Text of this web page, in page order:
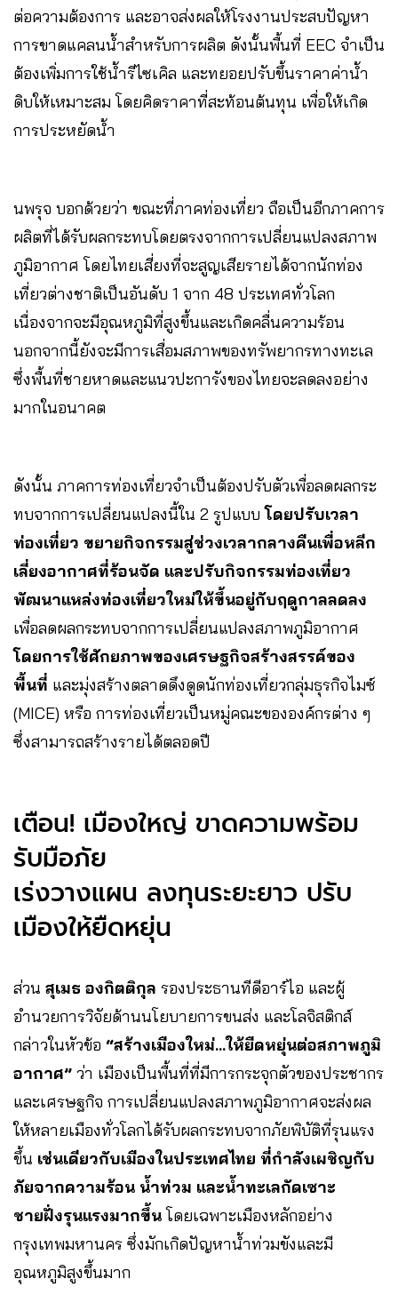
ต่อความต้องการ และอาจส่งผลให้โรงงานประสบปัญหา
การขาดแคลนน้ำสำหรับการผลิต ดังนั้นพื้นที่ EEC จำเป็น
ต้องเพิ่มการใช้น้ำรีไซเคิล และทยอยปรับขึ้นราคาค่าน้ำ
ดิบให้เหมาะสม โดยคิดราคาที่สะท้อนต้นทุน เพื่อให้เกิด
การประหยัดน้ำ
นพรุจ บอกด้วยว่า ขณะที่ภาคท่องเที่ยว ถือเป็นอีกภาคการ
ผลิตที่ได้รับผลกระทบโดยตรงจากการเปลี่ยนแปลงสภาพ
ภูมิอากาศ โดยไทยเสี่ยงที่จะสูญเสียรายได้จากนักท่อง
เที่ยวต่างชาติเป็นอันดับ 1 จาก 48 ประเทศทั่วโลก
เนื่องจากจะมีอุณหภูมิที่สูงขึ้นและเกิดคลื่นความร้อน
นอกจากนี้ยังจะมีการเสื่อมสภาพของทรัพยากรทางทะเล
ซึ่งพื้นที่ชายหาดและแนวปะการังของไทยจะลดลงอย่าง
มากในอนาคต
ดังนั้น ภาคการท่องเที่ยวจำเป็นต้องปรับตัวเพื่อลดผลกระ
ทบจากการเปลี่ยนแปลงนี้ใน 2 รูปแบบโดยปรับเวลา
ท่องเที่ยว ขยายกิจกรรมสู่ช่วงเวลากลางคืนเพื่อหลีก
เลี่ยงอากาศที่ร้อนจัด และปรับกิจกรรมท่องเที่ยว
พัฒนาแหล่งท่องเที่ยวใหม่ให้ขึ้นอยู่กับฤดูกาลลดลง
เพื่อลดผลกระทบจากการเปลี่ยนแปลงสภาพภูมิอากาศ
โดยการใช้ศักยภาพของเศรษฐกิจสร้างสรรค์ของ
พื้นที่ และมุ่งสร้างตลาดดึงดูดนักท่องเที่ยวกลุ่มธุรกิจไมซ์
(MICE) หรือ การท่องเที่ยวเป็นหมู่คณะขององค์กรต่าง ๆ
ซึ่งสามารถสร้างรายได้ตลอดปี
เตือน! เมืองใหญ่ ขาดความพร้อม
รับมือภัย
เร่งวางแผน ลงทุนระยะยาว ปรับ
เมืองให้ยืดหยุ่น
ส่วน สุเมธ องกิตติกุล รองประธานทีดีอาร์ไอ และผู้
อำนวยการวิจัยด้านนโยบายการขนส่ง และโลจิสติกส์
กล่าวในหัวข้อ “สร้างเมืองใหม่…ให้ยืดหยุ่นต่อสภาพภูมิ
อากาศ” ว่า เมืองเป็นพื้นที่ที่มีการกระจุกตัวของประชากร
และเศรษฐกิจ การเปลี่ยนแปลงสภาพภูมิอากาศจะส่งผล
ให้หลายเมืองทั่วโลกได้รับผลกระทบจากภัยพิบัติที่รุนแรง
ขึ้น เช่นเดียวกับเมืองในประเทศไทย ที่กำลังเผชิญกับ
ภัยจากความร้อน น้ำท่วม และน้ำทะเลกัดเซาะ
ชายฝั่งรุนแรงมากขึ้นโดยเฉพาะเมืองหลักอย่าง
กรุงเทพมหานคร ซึ่งมักเกิดปัญหาน้ำท่วมขังและมี
อุณหภูมิสูงขึ้นมาก